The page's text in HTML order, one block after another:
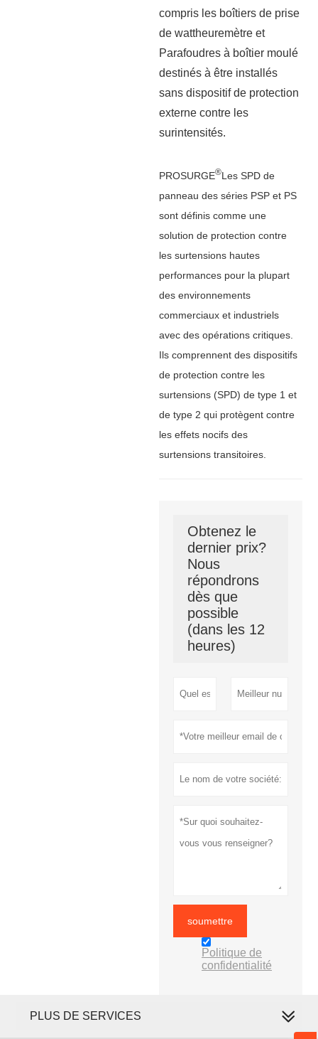
compris les boîtiers de prise
de wattheuremètre et
Parafoudres à boîtier moulé
destinés à être installés
sans dispositif de protection
externe contre les
surintensités.
PROSURGE®Les SPD de
panneau des séries PSP et PS
sont définis comme une
solution de protection contre
les surtensions hautes
performances pour la plupart
des environnements
commerciaux et industriels
avec des opérations critiques.
Ils comprennent des dispositifs
de protection contre les
surtensions (SPD) de type 1 et
de type 2 qui protègent contre
les effets nocifs des
surtensions transitoires.
Obtenez le
dernier prix?
Nous
répondrons
dès que
possible
(dans les 12
heures)
soumettre
Politique de
confidentialité
PLUS DE SERVICES